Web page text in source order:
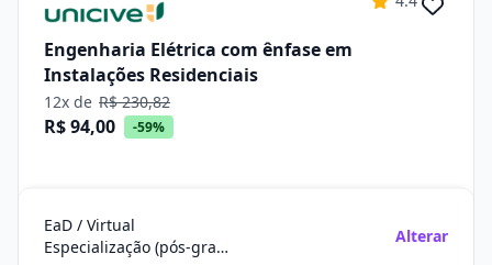
Engenharia Elétrica com ênfase em
Instalações Residenciais
12x de R$ 230,82
R$ 94,00 -59%
EaD / Virtual
Especialização (pós-graduação)
Alterar